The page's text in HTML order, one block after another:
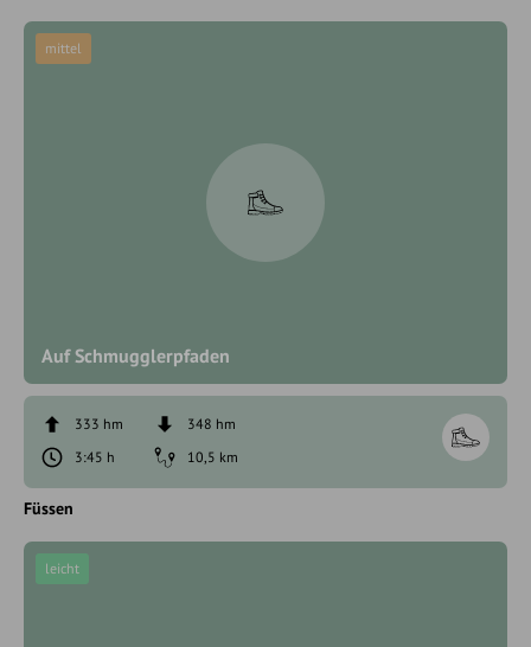
Auf Schmugglerpfaden
mittel
333 hm
348 hm
3:45 h
10,5 km
Füssen
leicht